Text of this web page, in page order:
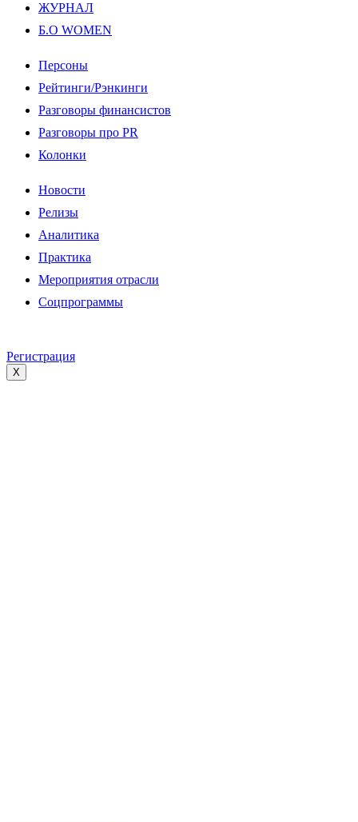
ЖУРНАЛ
Б.О WOMEN
Персоны
Рейтинги/Рэнкинги
Разговоры финансистов
Разговоры про PR
Колонки
Новости
Релизы
Аналитика
Практика
Мероприятия отрасли
Соцпрограммы
Регистрация
X